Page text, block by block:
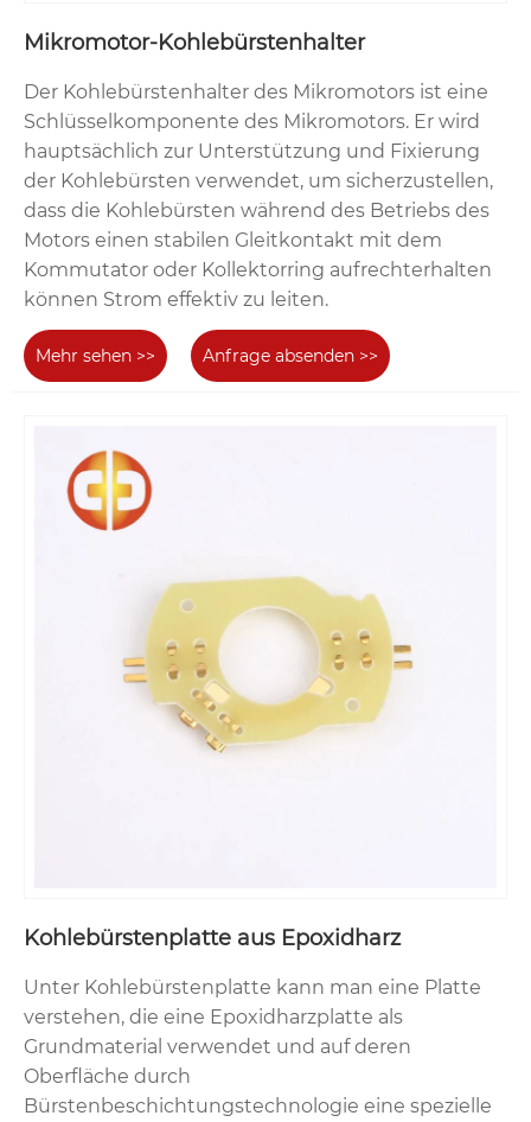
Mikromotor-Kohlebürstenhalter
Der Kohlebürstenhalter des Mikromotors ist eine
Schlüsselkomponente des Mikromotors. Er wird
hauptsächlich zur Unterstützung und Fixierung
der Kohlebürsten verwendet, um sicherzustellen,
dass die Kohlebürsten während des Betriebs des
Motors einen stabilen Gleitkontakt mit dem
Kommutator oder Kollektorring aufrechterhalten
können Strom effektiv zu leiten.
Mehr sehen >> Anfrage absenden >>
Kohlebürstenplatte aus Epoxidharz
Unter Kohlebürstenplatte kann man eine Platte
verstehen, die eine Epoxidharzplatte als
Grundmaterial verwendet und auf deren
Oberfläche durch
Bürstenbeschichtungstechnologie eine spezielle